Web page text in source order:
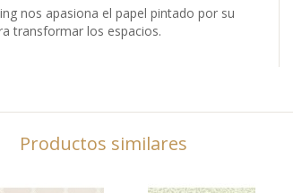
nos apasiona el papel pintado por su
transformar los espacios.
Productos similares